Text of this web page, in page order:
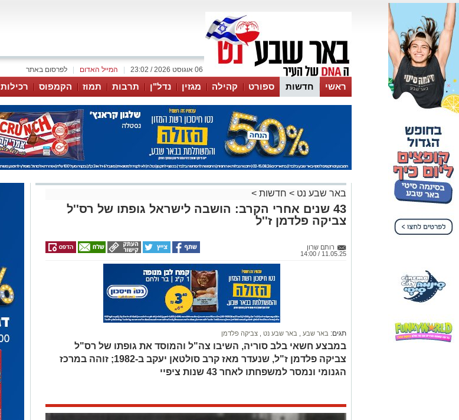
לפרסום באתר המייל האדום 06 אוגוסט 2026 / 23:02
ראשי חדשות ספורט קהילה מגזין נדל"ן תרבות תמוז הקמפוס רכילות
עסקים
טיפים והמלצות
באר שבע נט > חדשות >
43 שנים אחרי הקרב: הושבה לישראל גופתו של רס''ל
צביקה פלדמן ז''ל
רותם שרון
11.05.25 / 14:00
תגים: באר שבע באר שבע נט צביקה פלדמן
במבצע חשאי בלב סוריה, השיבו צה"ל והמוסד את גופתו של רס"ל
צביקה פלדמן ז"ל, שנעדר מאז קרב סולטאן יעקב ב-1982; זוהה במרכז
הגנומי ונמסר למשפחתו לאחר 43 שנות ציפיי